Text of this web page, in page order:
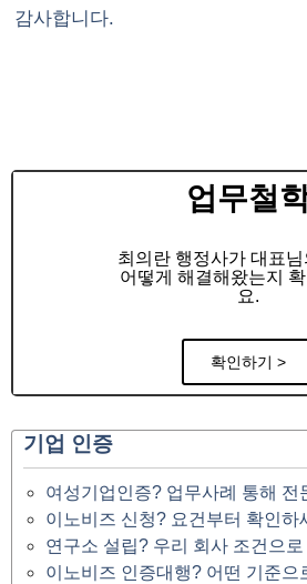
감사합니다.
업무철
최의란 행정사가 대표
어떻게 해결해왔는지 확
요.
확인하기 >
기업 인증
여성기업인증? 업무사례 통해 전
이노비즈 신청? 요건부터 확인하
연구소 설립? 우리 회사 조건으
이노비즈 인증대행? 어떤 기준으